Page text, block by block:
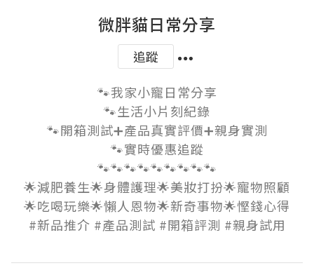
微胖貓日常分享
追蹤
🐾我家小寵日常分享
🐾生活小片刻紀錄
🐾開箱測試➕產品真實評價➕親身實測
🐾實時優惠追蹤
🐾🐾🐾🐾🐾🐾🐾🐾🐾
🌟減肥養生🌟身體護理🌟美妝打扮🌟寵物照顧
🌟吃喝玩樂🌟懶人恩物🌟新奇事物🌟慳錢心得
#新品推介 #產品測試 #開箱評測 #親身試用